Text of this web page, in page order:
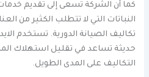
كما أن الشركة تسعى إلى تقديم
النباتات التي لا تتطلب الكثير من
تكاليف الصيانة الدورية. تستخدم
حديثة تساعد في تقليل استهلاك
التكاليف على المدى الطويل.